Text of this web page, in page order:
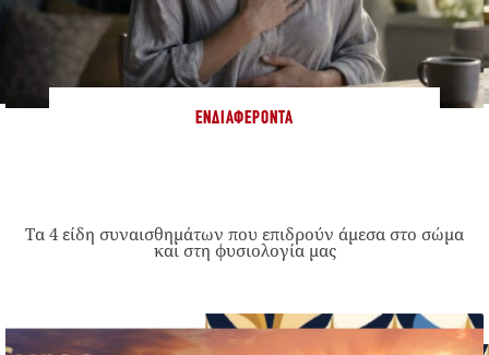
ΕΝΔΙΑΦΈΡΟΝΤΑ
Τα 4 είδη συναισθημάτων που επιδρούν άμεσα στο σώμα
και στη φυσιολογία μας